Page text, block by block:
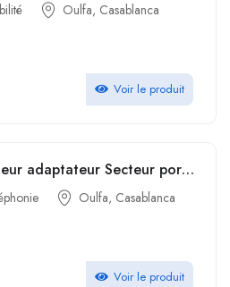
Oulfa, Casablanca
Voir le produit
Chargeur adaptateur Secteur port USB-C Apple 35 Watts pour iPhone
Oulfa, Casablanca
Voir le produit